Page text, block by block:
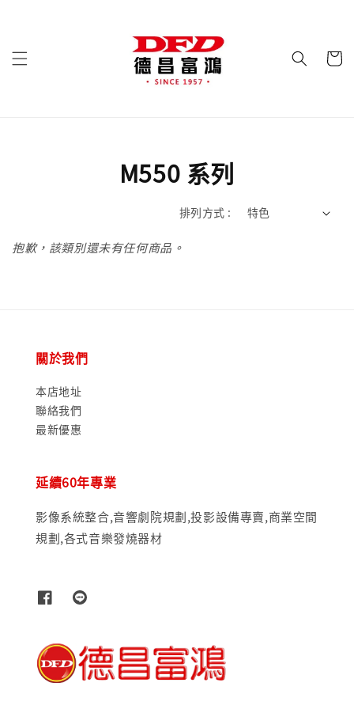
M550 系列
排列方式 :
抱歉，該類別還未有任何商品。
關於我們
本店地址
聯絡我們
最新優惠
延續60年專業
影像系統整合,音響劇院規劃,投影設備專賣,商業空間
規劃,各式音樂發燒器材